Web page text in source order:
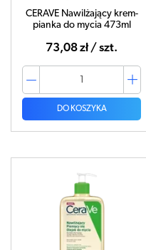
CERAVE Nawilżający krem-
pianka do mycia 473ml
73,08 zł / szt.
DO KOSZYKA